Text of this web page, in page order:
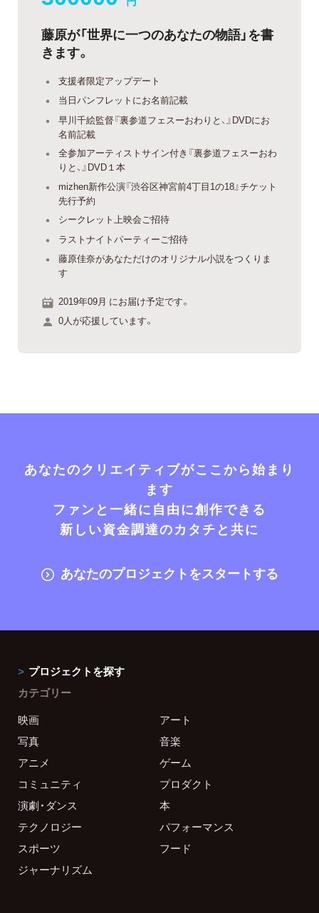
藤原が「世界に一つのあなたの物語」を書
きます。
支援者限定アップデート
当日パンフレットにお名前記載
早川千絵監督『裏参道フェスーおわりと、』DVDにお
名前記載
全参加アーティストサイン付き『裏参道フェスーおわ
りと、』DVD１本
mizhen新作公演『渋谷区神宮前4丁目1の18』チケット
先行予約
シークレット上映会ご招待
ラストナイトパーティーご招待
藤原佳奈があなただけのオリジナル小説をつくりま
す
2019年09月 にお届け予定です。
0人が応援しています。
あなたのクリエイティブがここから始まり
ます
ファンと一緒に自由に創作できる
新しい資金調達のカタチと共に
あなたのプロジェクトをスタートする
プロジェクトを探す
カテゴリー
映画
アート
写真
音楽
アニメ
ゲーム
コミュニティ
プロダクト
演劇・ダンス
本
テクノロジー
パフォーマンス
スポーツ
フード
ジャーナリズム